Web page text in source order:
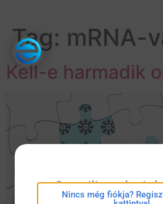
Tag: mRNA-
Kell-e harmadik
eConsilium
Nincs még fiókja?